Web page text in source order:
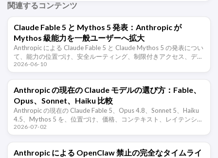
関連するコンテンツ
Claude Fable 5 と Mythos 5 発表：Anthropic が
Mythos 級能力を一般ユーザーへ拡大
Anthropic による Claude Fable 5 と Claude Mythos 5 の発表につい
て、能力の位置づけ、安全ルーティング、制限付きアクセス、デー
タ保持、価格、サブスクリプションで …
2026-06-10
Anthropic の現在の Claude モデルの選び方：Fable、
Opus、Sonnet、Haiku 比較
Anthropic の現在の Claude Fable 5、Opus 4.8、Sonnet 5、Haiku
4.5、Mythos 5 を、位置づけ、価格、コンテキスト、レイテンシ、
用途で比較する。
2026-07-02
Anthropic による OpenClaw 禁止の完全なタイムライ